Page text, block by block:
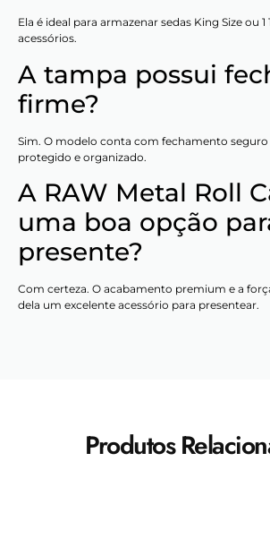
Ela é ideal para armazenar sedas King Size ou 1
acessórios.
A tampa possui
firme?
Sim. O modelo conta com fechamento
protegido e organizado.
A RAW Metal Roll
uma boa opção
presente?
Com certeza. O acabamento premium e a
dela um excelente acessório para presentear.
Produtos